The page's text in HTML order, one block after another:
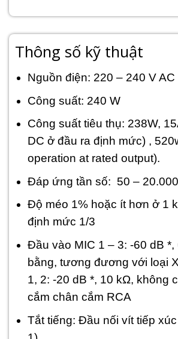
Thông số kỹ thuật
Nguồn điện: 220 – 240 V
Công suất: 240 W
Công suất tiêu thụ: 238W,
DC ở đầu ra định mức) ,
operation at rated output).
Đáp ứng tần số: 50 –
Độ méo 1% hoặc ít hơn ở 1
định mức 1/3
Đầu vào MIC 1 – 3: -60 dB *,
bằng, tương đương với loại
1, 2: -20 dB *, 10 kΩ, không
cắm chân cắm RCA
Tắt tiếng: Đầu nối vít tiếp